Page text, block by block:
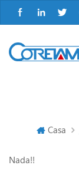
Casa
Nada!!